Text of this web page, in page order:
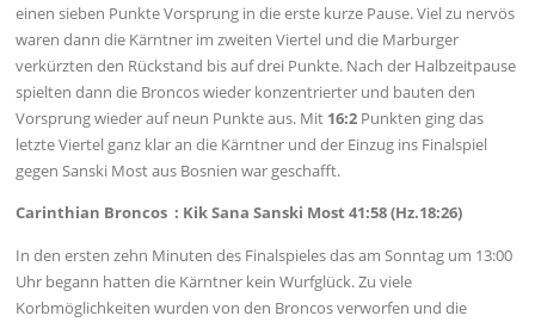
einen sieben Punkte Vorsprung in die erste kurze Pause. Viel zu nervös
waren dann die Kärntner im zweiten Viertel und die Marburger
verkürzten den Rückstand bis auf drei Punkte. Nach der Halbzeitpause
spielten dann die Broncos wieder konzentrierter und bauten den
Vorsprung wieder auf neun Punkte aus. Mit 16:2 Punkten ging das
letzte Viertel ganz klar an die Kärntner und der Einzug ins Finalspiel
gegen Sanski Most aus Bosnien war geschafft.
Carinthian Broncos : Kik Sana Sanski Most 41:58 (Hz.18:26)
In den ersten zehn Minuten des Finalspieles das am Sonntag um 13:00
Uhr begann hatten die Kärntner kein Wurfglück. Zu viele
Korbmöglichkeiten wurden von den Broncos verworfen und die